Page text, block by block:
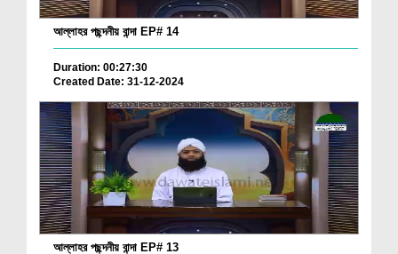
আল্লাহর পছন্দনীয় বান্দা EP# 14
Duration: 00:27:30
Created Date: 31-12-2024
আল্লাহর পছন্দনীয় বান্দা EP# 13